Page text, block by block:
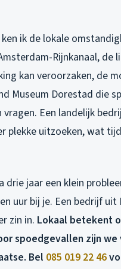
ik de lokale
Rijnkanaal, de
kan veroorzaken, de
Museum Dorestad die
vragen. Een landelijk
plekke uitzoeken, wat
drie jaar een klein
uur bij je. Een bedrijf
zin in. Lokaal betekent
spoedgevallen zijn
Bel 085 019 22 46